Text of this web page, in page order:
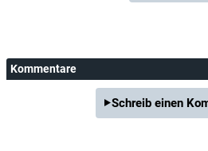
Kommentare
Schreib einen